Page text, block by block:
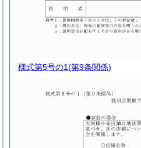
様式第5号の1(第9条関係)